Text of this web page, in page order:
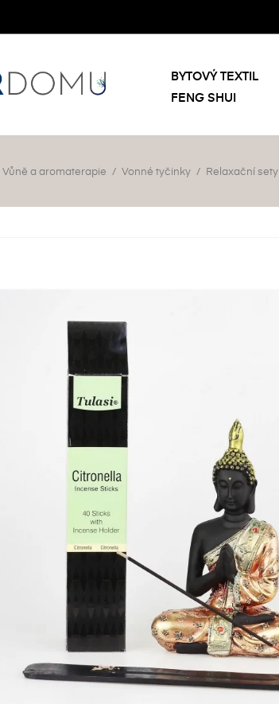
BYTOVÝ TEXTIL
FENG SHUI
Vůně a aromaterapie Vonné tyčinky Relaxační sety